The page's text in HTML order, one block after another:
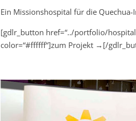
Ein Missionshospital für die Quechua-
[gdlr_button href=“../portfolio/
color=“#ffffff“]zum Projekt →[/